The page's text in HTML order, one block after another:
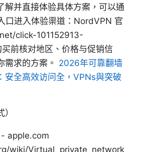
解并直接体验具体方案，可以通
口进入体验渠道：NordVPN 官
click-101152913-
前核对地区、价格与促销信
需求的方案。 2026年可靠翻墙
安全高效访问全，VPNs與突破
apple.com
wiki/Virtual_private_network